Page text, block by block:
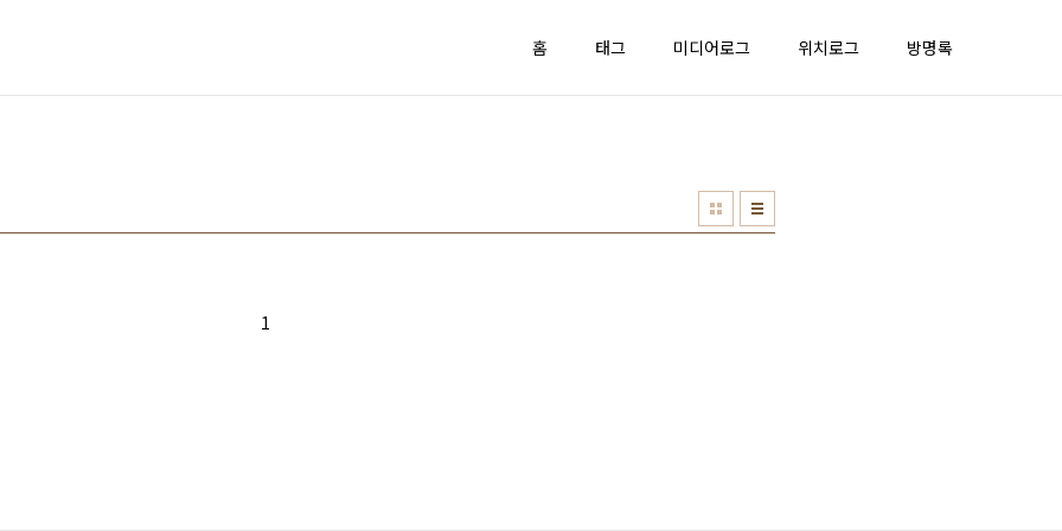
홈 태그 미디어로그 위치로그 방명록
1